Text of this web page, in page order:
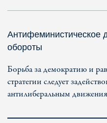
Антифеминистическое
обороты
Борьба за демократию и
стратегии следует
антилиберальным